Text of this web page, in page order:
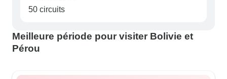
50 circuits
Meilleure période pour visiter Bolivie et
Pérou